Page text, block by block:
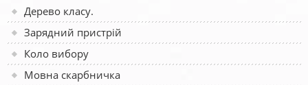
Дерево класу.
Зарядний пристрій
Коло вибору
Мовна скарбничка